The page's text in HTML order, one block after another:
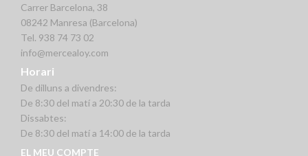
Carrer Barcelona, 38
08242 Manresa (Barcelona)
Tel. 938 74 73 02
info@mercealoy.com
Horari
De dilluns a divendres:
De 8:30 del matí a 20:30 de la tarda
Dissabtes:
De 8:30 del matí a 14:00 de la tarda
EL MEU COMPTE